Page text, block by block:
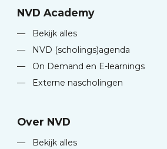
NVD Academy
—
Bekijk alles
—
NVD (scholings)agenda
—
On Demand en E-learnings
—
Externe nascholingen
Over NVD
—
Bekijk alles